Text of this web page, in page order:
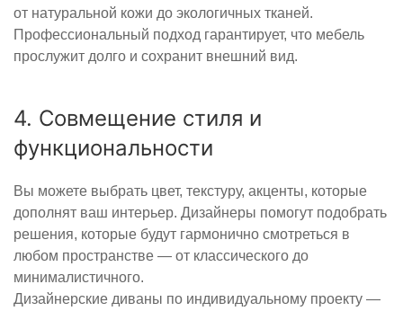
от натуральной кожи до экологичных тканей.
Профессиональный подход гарантирует, что мебель
прослужит долго и сохранит внешний вид.
4. Совмещение стиля и
функциональности
Вы можете выбрать цвет, текстуру, акценты, которые
дополнят ваш интерьер. Дизайнеры помогут подобрать
решения, которые будут гармонично смотреться в
любом пространстве — от классического до
минималистичного.
Дизайнерские диваны по индивидуальному проекту —